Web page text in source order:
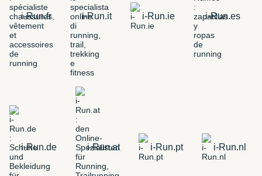
i-Run.fr i-Run.it i-Run.ie i-Run.es
i-Run.de i-Run.at i-Run.pt i-Run.nl